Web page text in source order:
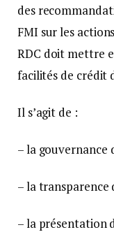
des
FMI sur les
RDC doit mettre
facilités de crédit
Il s’agit de :
– la gouvernance
– la transparence
– la présentation